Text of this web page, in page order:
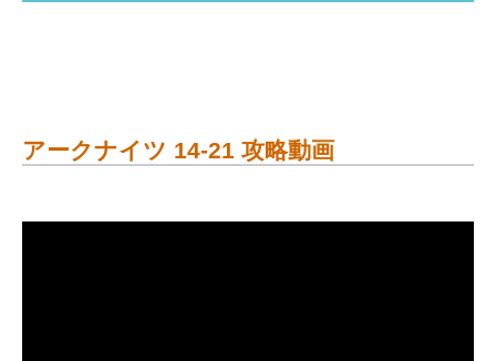
アークナイツ 14-21 攻略動画